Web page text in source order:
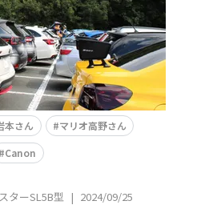
本さん
マリオ高野さん
Canon
ターSL5B型 | 2024/09/25